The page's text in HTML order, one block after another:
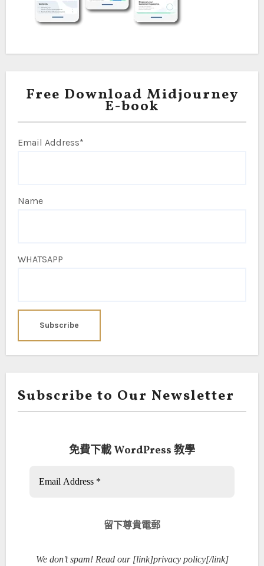
Free Download Midjourney
E-book
Email Address*
Name
WHATSAPP
Subscribe to Our Newsletter
免費下載 WordPress 教學
We don’t spam! Read our [link]privacy policy[/link]